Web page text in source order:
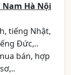
Hà Nội
tiếng Nhật,
Đức,..
bán, hợp